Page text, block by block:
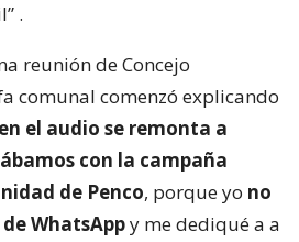
.
reunión de Concejo
comunal comenzó explicando
el audio se remonta a
con la campaña
de Penco, porque yo no
WhatsAppy me dediqué a a